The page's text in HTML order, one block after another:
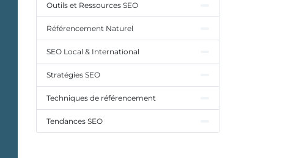
Outils et Ressources SEO
Référencement Naturel
SEO Local & International
Stratégies SEO
Techniques de référencement
Tendances SEO